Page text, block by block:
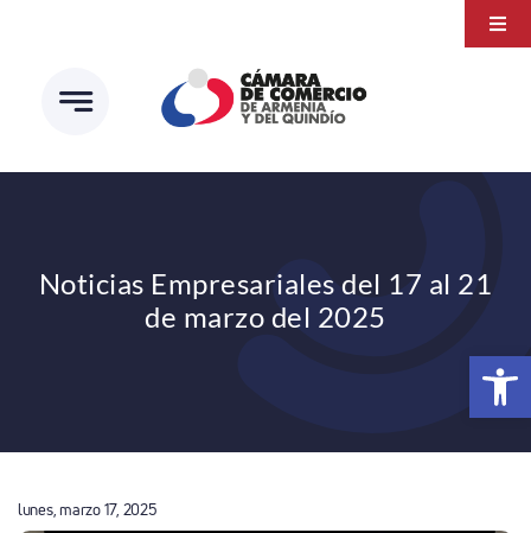
Abrir
contenido
Noticias Empresariales del 17 al 21
de marzo del 2025
lunes, marzo 17, 2025